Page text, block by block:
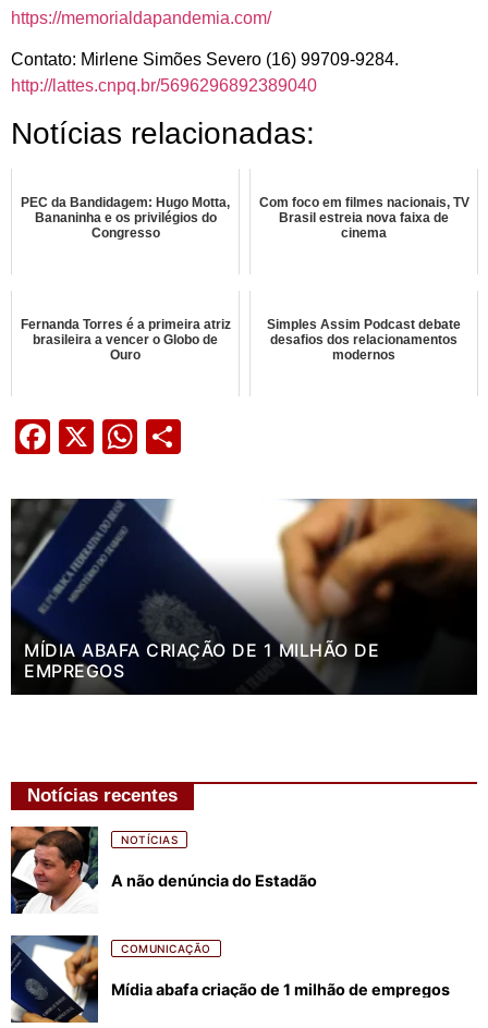
https://memorialdapandemia.com/
Contato: Mirlene Simões Severo (16) 99709-9284.
http://lattes.cnpq.br/5696296892389040
Notícias relacionadas:
PEC da Bandidagem: Hugo Motta,
Bananinha e os privilégios do
Congresso
Com foco em filmes nacionais, TV
Brasil estreia nova faixa de
cinema
Fernanda Torres é a primeira atriz
brasileira a vencer o Globo de
Ouro
Simples Assim Podcast debate
desafios dos relacionamentos
modernos
Facebook
X WhatsApp
MÍDIA ABAFA CRIAÇÃO DE 1 MILHÃO DE
EMPREGOS
Notícias recentes
NOTÍCIAS
A não denúncia do Estadão
COMUNICAÇÃO
Mídia abafa criação de 1 milhão de empregos